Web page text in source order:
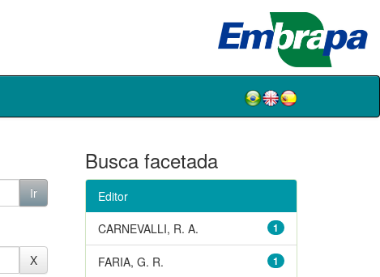
Busca facetada
Editor
1
CARNEVALLI, R. A.
1
FARIA, G. R.